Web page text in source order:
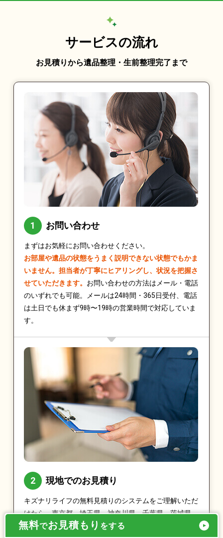
サービスの流れ
お見積りから遺品整理・生前整理完了まで
お問い合わせ
まずはお気軽にお問い合わせください。
お部屋や遺品の状態をうまく説明できない状態でもかま
いません。担当者が丁寧にヒアリングし、状況を把握さ
せていただきます。 お問い合わせの方法はメール・電話
のいずれでも可能。メールは24時間・365日受付、電話
は土日でも休まず9時〜19時の営業時間で対応していま
す。
現地でのお見積り
キズナリライフの無料見積りのシステムをご理解いただ
けたら、東京都、埼玉県、神奈川県、千葉県、茨城県、
栃木県、群馬県であれば最短即日で実際に現地をお伺い
無料でお見積もり をする